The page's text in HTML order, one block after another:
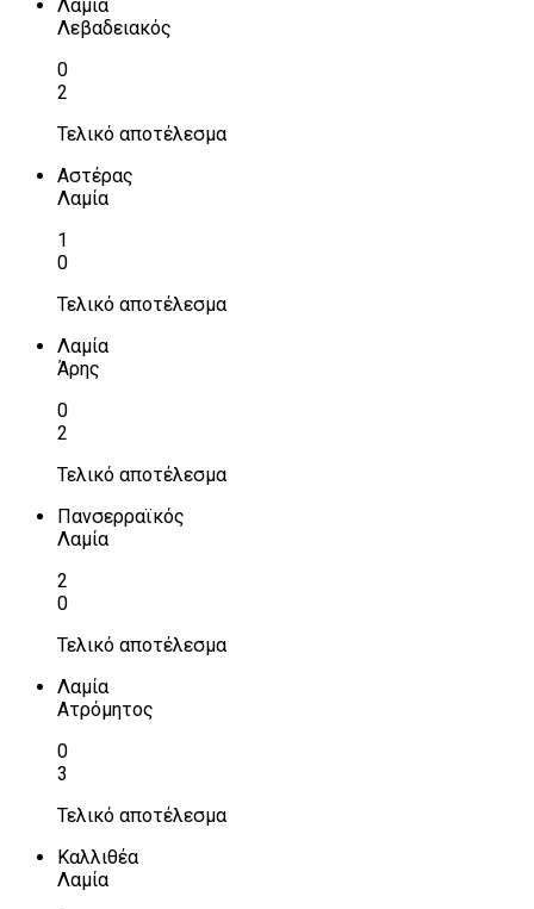
Λαμία
Λεβαδειακός
0
2
Τελικό αποτέλεσμα
Αστέρας
Λαμία
1
0
Τελικό αποτέλεσμα
Λαμία
Άρης
0
2
Τελικό αποτέλεσμα
Πανσερραϊκός
Λαμία
2
0
Τελικό αποτέλεσμα
Λαμία
Ατρόμητος
0
3
Τελικό αποτέλεσμα
Καλλιθέα
Λαμία